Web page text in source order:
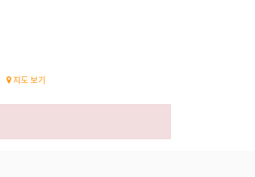
지도 보기